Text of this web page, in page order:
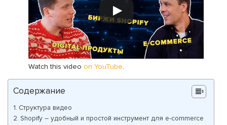
Watch this video on YouTube.
Содержание
Структура видео
Shopify – удобный и простой инструмент для e-commerce